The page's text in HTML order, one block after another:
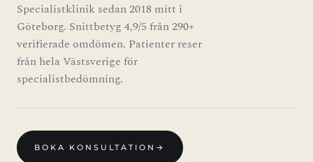
Specialistklinik sedan 2018 mitt i
Göteborg. Snittbetyg 4,9/5 från 290+
verifierade omdömen. Patienter reser
från hela Västsverige för
specialistbedömning.
BOKA KONSULTATION →